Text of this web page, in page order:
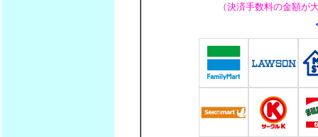
（決済手数料の金額が